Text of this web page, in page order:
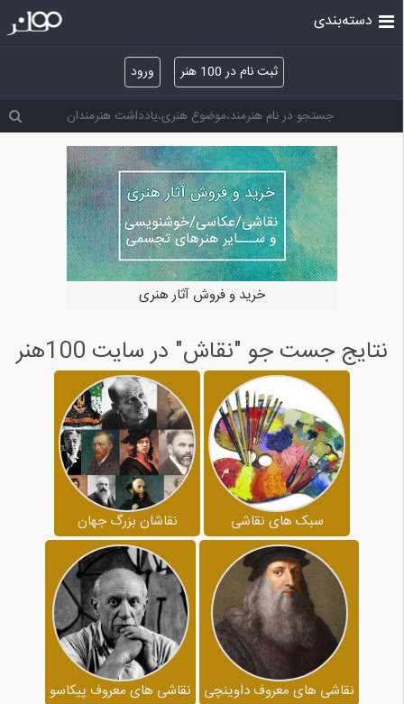
ثبت نام در 100 هنر ورود
دسته‌بندی
خرید و فروش آثار هنری
نتایج جست جو "نقاش" در سایت 100هنر
سبک های نقاشی نقاشان بزرگ جهان
نقاشی های معروف داوینچی نقاشی های معروف پیکاسو